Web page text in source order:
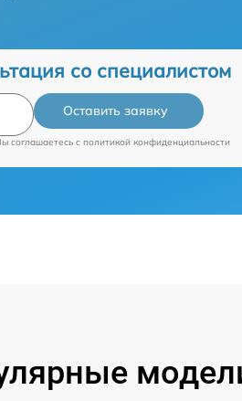
со специалистом
Оставить заявку
соглашаетесь c политикой конфиденциальности